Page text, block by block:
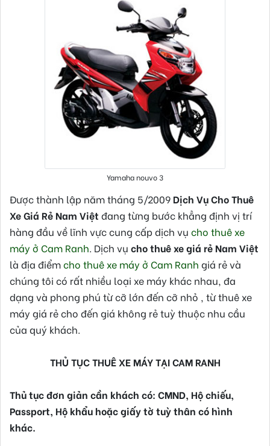
Yamaha nouvo 3
Được thành lập năm tháng 5/2009 Dịch Vụ Cho Thuê
Xe Giá Rẻ Nam Việt đang từng bước khẳng định vị trí
hàng đầu về lĩnh vực cung cấp dịch vụ cho thuê xe
máy ở Cam Ranh. Dịch vụ cho thuê xe giá rẻ Nam Việt
là địa điểmcho thuê xe máy ở Cam Ranh giá rẻ và
chúng tôi có rất nhiều loại xe máy khác nhau, đa
dạng và phong phú từ cỡ lớn đến cỡ nhỏ , từ thuê xe
máy giá rẻ cho đến giá không rẻ tuỳ thuộc nhu cầu
của quý khách.
THỦ TỤC THUÊ XE MÁY TẠI CAM RANH
Thủ tục đơn giản cần khách có: CMND, Hộ chiếu,
Passport, Hộ khẩu hoặc giấy tờ tuỳ thân có hình
khác.